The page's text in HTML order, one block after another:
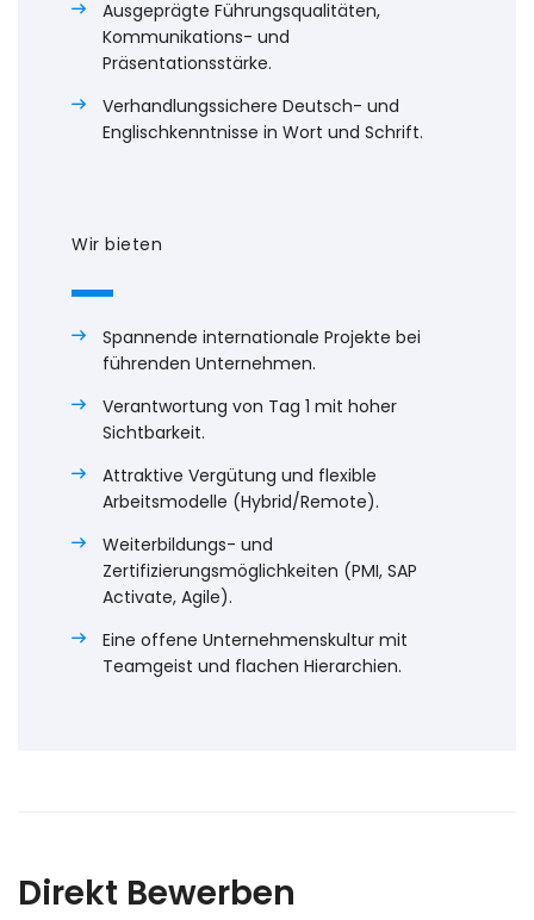
Ausgeprägte Führungsqualitäten,
Kommunikations- und
Präsentationsstärke.
Verhandlungssichere Deutsch- und
Englischkenntnisse in Wort und Schrift.
Wir bieten
Spannende internationale Projekte bei
führenden Unternehmen.
Verantwortung von Tag 1 mit hoher
Sichtbarkeit.
Attraktive Vergütung und flexible
Arbeitsmodelle (Hybrid/Remote).
Weiterbildungs- und
Zertifizierungsmöglichkeiten (PMI, SAP
Activate, Agile).
Eine offene Unternehmenskultur mit
Teamgeist und flachen Hierarchien.
Direkt Bewerben